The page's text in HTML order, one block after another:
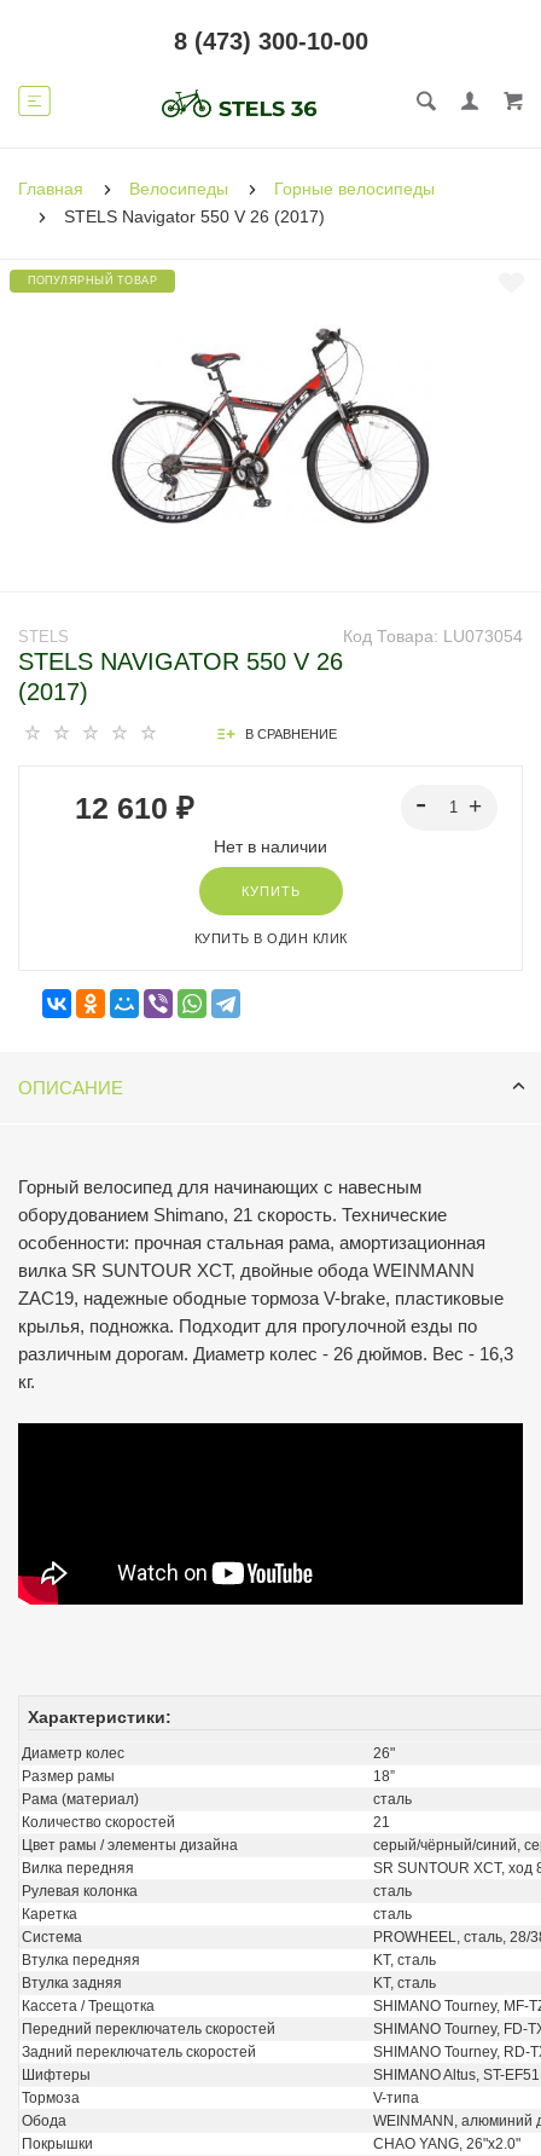
8 (473) 300-10-00
Главная Велосипеды
Горные велосипеды
STELS Navigator 550 V 26 (2017)
ПОПУЛЯРНЫЙ ТОВАР
Код Товара: LU073054
STELS
STELS NAVIGATOR 550 V 26
(2017)
В СРАВНЕНИЕ
12 610 ₽
Нет в наличии
КУПИТЬ
КУПИТЬ В ОДИН КЛИК
ОПИСАНИЕ
Горный велосипед для начинающих с навесным
оборудованием Shimano, 21 скорость. Технические
особенности: прочная стальная рама, амортизационная
вилка SR SUNTOUR XCT, двойные обода WEINMANN
ZAC19, надежные ободные тормоза V-brake, пластиковые
крылья, подножка. Подходит для прогулочной езды по
различным дорогам. Диаметр колес - 26 дюймов. Вес - 16,3
кг.
Характеристики:
Диаметр колес
26"
Размер рамы
18”
Рама (материал)
сталь
Количество скоростей
21
Цвет рамы / элементы дизайна
серый/чёрный/синий,
Вилка передняя
SR SUNTOUR XCT, ход
Рулевая колонка
сталь
Каретка
сталь
Система
PROWHEEL, сталь, 28/
Втулка передняя
KT, сталь
Втулка задняя
KT, сталь
Кассета / Трещотка
SHIMANO Tourney, MF-
Передний переключатель скоростей
SHIMANO Tourney, FD-
Задний переключатель скоростей
SHIMANO Tourney, RD-
Шифтеры
SHIMANO Altus, ST-EF51
Тормоза
V-типа
Обода
WEINMANN, алюминий
Покрышки
CHAO YANG, 26"x2.0"